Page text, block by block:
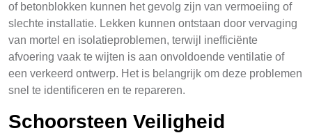
of betonblokken kunnen het gevolg zijn van vermoeiing of
slechte installatie. Lekken kunnen ontstaan door vervaging
van mortel en isolatieproblemen, terwijl inefficiënte
afvoering vaak te wijten is aan onvoldoende ventilatie of
een verkeerd ontwerp. Het is belangrijk om deze problemen
snel te identificeren en te repareren.
Schoorsteen Veiligheid